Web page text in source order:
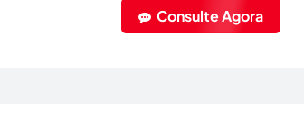
Consulte Agora